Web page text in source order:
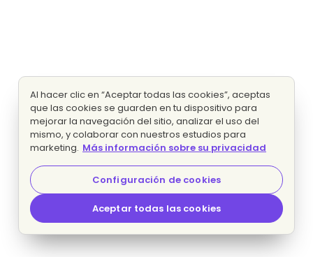
Al hacer clic en “Aceptar todas las cookies”, aceptas
que las cookies se guarden en tu dispositivo para
mejorar la navegación del sitio, analizar el uso del
mismo, y colaborar con nuestros estudios para
marketing. Más información sobre su privacidad
Configuración de cookies
Aceptar todas las cookies